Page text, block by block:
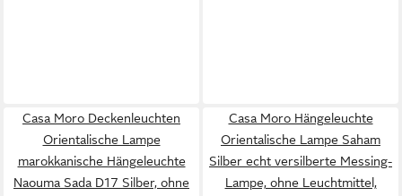
Casa Moro Deckenleuchten
Orientalische Lampe
marokkanische Hängeleuchte
Naouma Sada D17 Silber, ohne
Casa Moro Hängeleuchte
Orientalische Lampe Saham
Silber echt versilberte Messing-
Lampe, ohne Leuchtmittel,